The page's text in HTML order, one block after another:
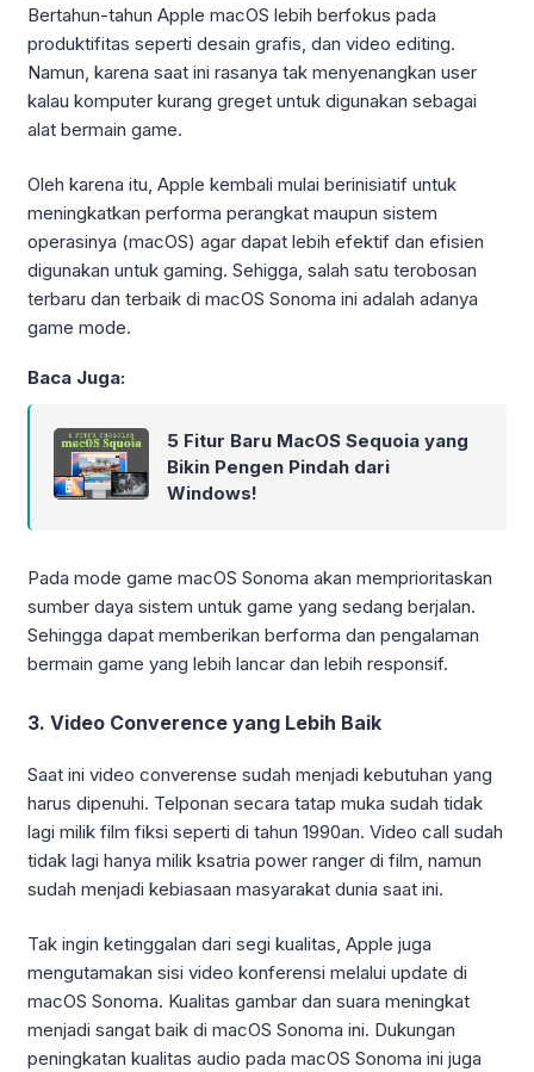
Bertahun-tahun Apple macOS lebih berfokus pada
produktifitas seperti desain grafis, dan video editing.
Namun, karena saat ini rasanya tak menyenangkan user
kalau komputer kurang greget untuk digunakan sebagai
alat bermain game.
Oleh karena itu, Apple kembali mulai berinisiatif untuk
meningkatkan performa perangkat maupun sistem
operasinya (macOS) agar dapat lebih efektif dan efisien
digunakan untuk gaming. Sehigga, salah satu terobosan
terbaru dan terbaik di macOS Sonoma ini adalah adanya
game mode.
Baca Juga:
5 Fitur Baru MacOS Sequoia yang
Bikin Pengen Pindah dari
Windows!
Pada mode game macOS Sonoma akan memprioritaskan
sumber daya sistem untuk game yang sedang berjalan.
Sehingga dapat memberikan berforma dan pengalaman
bermain game yang lebih lancar dan lebih responsif.
3. Video Converence yang Lebih Baik
Saat ini video converense sudah menjadi kebutuhan yang
harus dipenuhi. Telponan secara tatap muka sudah tidak
lagi milik film fiksi seperti di tahun 1990an. Video call sudah
tidak lagi hanya milik ksatria power ranger di film, namun
sudah menjadi kebiasaan masyarakat dunia saat ini.
Tak ingin ketinggalan dari segi kualitas, Apple juga
mengutamakan sisi video konferensi melalui update di
macOS Sonoma. Kualitas gambar dan suara meningkat
menjadi sangat baik di macOS Sonoma ini. Dukungan
peningkatan kualitas audio pada macOS Sonoma ini juga
Terima Kasih